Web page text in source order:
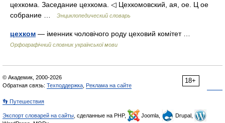
цехкома. Заседание цехкома. ◁ Цехкомовский, ая, ое. Ц ое
собрание …
Энциклопедический словарь
цехком — іменник чоловічого роду цеховий комітет …
Орфографічний словник української мови
18+
© Академик, 2000-2026
Обратная связь: Техподдержка Реклама на сайте
👣 Путешествия
Экспорт словарей на сайты , сделанные на PHP, Joomla,
Drupal,